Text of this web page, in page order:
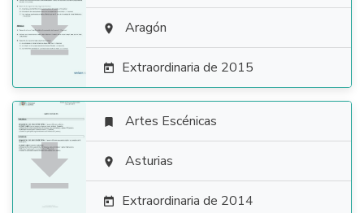
  Aragón
 Extraordinaria de 2015

 Artes Escénicas
 Asturias
 Extraordinaria de 2014